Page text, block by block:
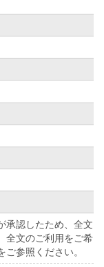
承認したため、全文
全文のご利用をご希
ご参照ください。